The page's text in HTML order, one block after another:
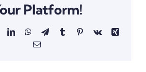
Platform!
LinkedInWhatsApp
TelegramTumblrPinterestVk
Xing
Email: